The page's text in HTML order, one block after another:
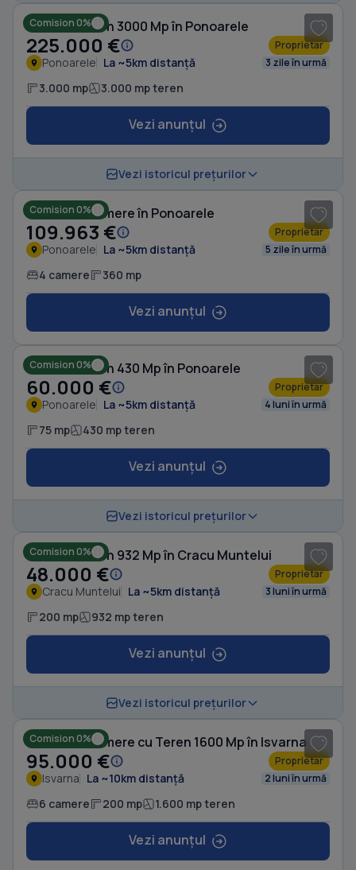
Comision 0%
Casă cu Teren 3000 Mp în Ponoarele
225.000 € Proprietar
Ponoarele La ~5km distanță 3 zile în urmă
3.000 mp 3.000 mp teren
Vezi anunțul
Vezi istoricul prețurilor
Comision 0%
Casă cu 4 camere în Ponoarele
109.963 € Proprietar
Ponoarele La ~5km distanță 5 zile în urmă
4 camere 360 mp
Vezi anunțul
Comision 0%
Casă cu Teren 430 Mp în Ponoarele
60.000 € Proprietar
Ponoarele La ~5km distanță 4 luni în urmă
75 mp 430 mp teren
Vezi anunțul
Vezi istoricul prețurilor
Comision 0%
Casă cu Teren 932 Mp în Cracu Muntelui
48.000 € Proprietar
Cracu Muntelui La ~5km distanță 3 luni în urmă
200 mp 932 mp teren
Vezi anunțul
Vezi istoricul prețurilor
Comision 0%
Casă cu 6 camere cu Teren 1600 Mp în Isvarna
95.000 € Proprietar
Isvarna La ~10km distanță 2 luni în urmă
6 camere 200 mp 1.600 mp teren
Vezi anunțul